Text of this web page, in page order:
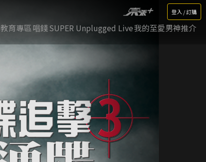
登入 / 訂購
教育專區唱錢SUPER Unplugged Live我的至愛男神推介